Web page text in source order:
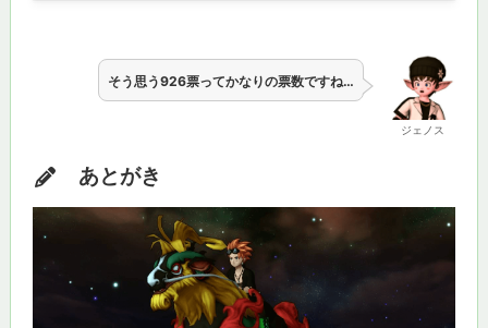
ジェノス
そう思う926票ってかなりの票数ですね…
あとがき